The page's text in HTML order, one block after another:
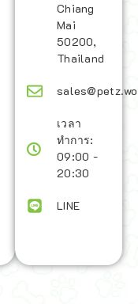
Chiang
Mai
50200,
Thailand
เวลา
ทำการ:
09:00 -
20:30
LINE